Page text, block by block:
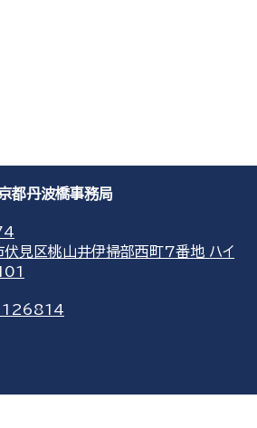
丹波橋事務局
伏見区桃山井伊掃部西町7番地 ハイ